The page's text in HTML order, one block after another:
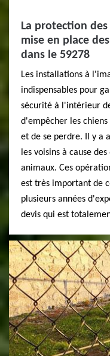
La protection
mise en place
dans le 59278
Les installations à
indispensables pour
sécurité à l'intérieur
d'empêcher les
et de se perdre. Il y a
les voisins à cause
animaux. Ces
est très important de
plusieurs années
devis qui est